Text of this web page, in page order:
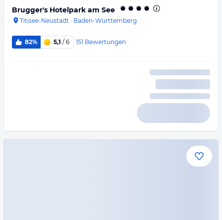
Brugger's Hotelpark am See
Titisee-Neustadt · Baden-Württemberg
82% 5,1 / 6 151 Bewertungen